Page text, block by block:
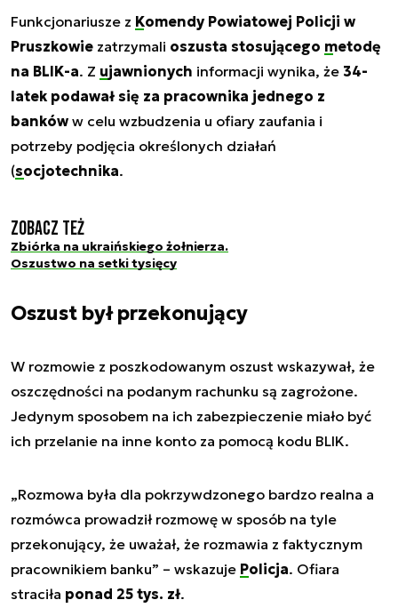
Funkcjonariusze z Komendy Powiatowej Policji w
Pruszkowie zatrzymali oszusta stosującego metodę
na BLIK-a. Z ujawnionych informacji wynika, że 34-
latek podawał się za pracownika jednego z
banków w celu wzbudzenia u ofiary zaufania i
potrzeby podjęcia określonych działań
(socjotechnika.
Zobacz też
Zbiórka na ukraińskiego żołnierza.
Oszustwo na setki tysięcy
Oszust był przekonujący
W rozmowie z poszkodowanym oszust wskazywał, że
oszczędności na podanym rachunku są zagrożone.
Jedynym sposobem na ich zabezpieczenie miało być
ich przelanie na inne konto za pomocą kodu BLIK.
„Rozmowa była dla pokrzywdzonego bardzo realna a
rozmówca prowadził rozmowę w sposób na tyle
przekonujący, że uważał, że rozmawia z faktycznym
pracownikiem banku” – wskazuje Policja. Ofiara
straciła ponad 25 tys. zł.